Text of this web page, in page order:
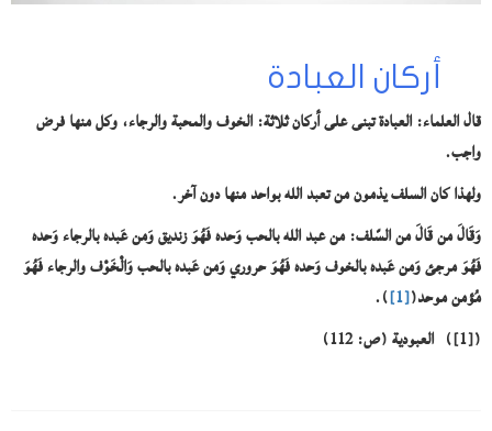
أركان العبادة
قال العلماء: العبادة تبنى على أركان ثلاثة: الخوف والمحبة والرجاء، وكل منها فرض
واجب.
ولهذا كان السلف يذمون من تعبد الله بواحد منها دون آخر.
وَقَالَ من قَالَ من السّلف: من عبد الله بالحب وَحده فَهُوَ زنديق وَمن عَبده بالرجاء وَحده
فَهُوَ مرجئ وَمن عَبده بالخوف وَحده فَهُوَ حروري وَمن عَبده بالحب وَالْخَوْف والرجاء فَهُوَ
مُؤمن موحد(
[1]
)
.
([1])
العبودية (ص: 112)